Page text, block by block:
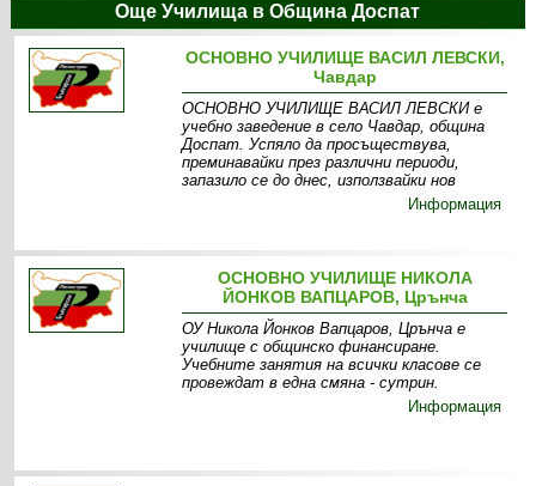
Още Училища в Община Доспат
ОСНОВНО УЧИЛИЩЕ ВАСИЛ ЛЕВСКИ,
Чавдар
ОСНОВНО УЧИЛИЩЕ ВАСИЛ ЛЕВСКИ е
учебно заведение в село Чавдар, община
Доспат. Успяло да просъществува,
преминавайки през различни периоди,
запазило се до днес, използвайки нов
Информация
ОСНОВНО УЧИЛИЩЕ НИКОЛА
ЙОНКОВ ВАПЦАРОВ, Црънча
ОУ Никола Йонков Вапцаров, Црънча е
училище с общинско финансиране.
Учебните занятия на всички класове се
провеждат в една смяна - сутрин.
Информация